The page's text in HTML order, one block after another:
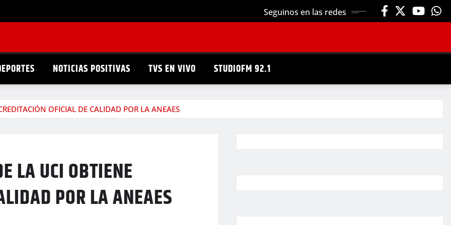
Seguinos en las redes
NOTICIAS POSITIVAS TVS EN VIVO STUDIOFM 92.1
OFICIAL DE CALIDAD POR LA ANEAES
LA UCI OBTIENE
POR LA ANEAES